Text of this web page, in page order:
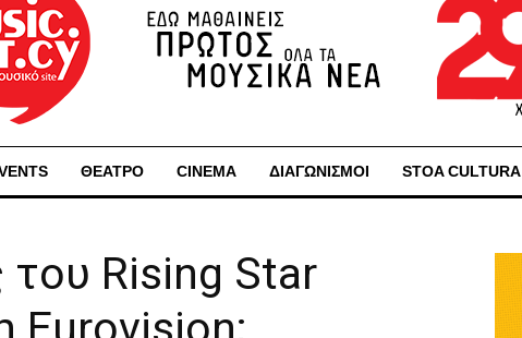
ΘΕΑΤΡΟ CINEMA ΔΙΑΓΩΝΙΣΜΟΙ STOA CULTURA
του Rising Star